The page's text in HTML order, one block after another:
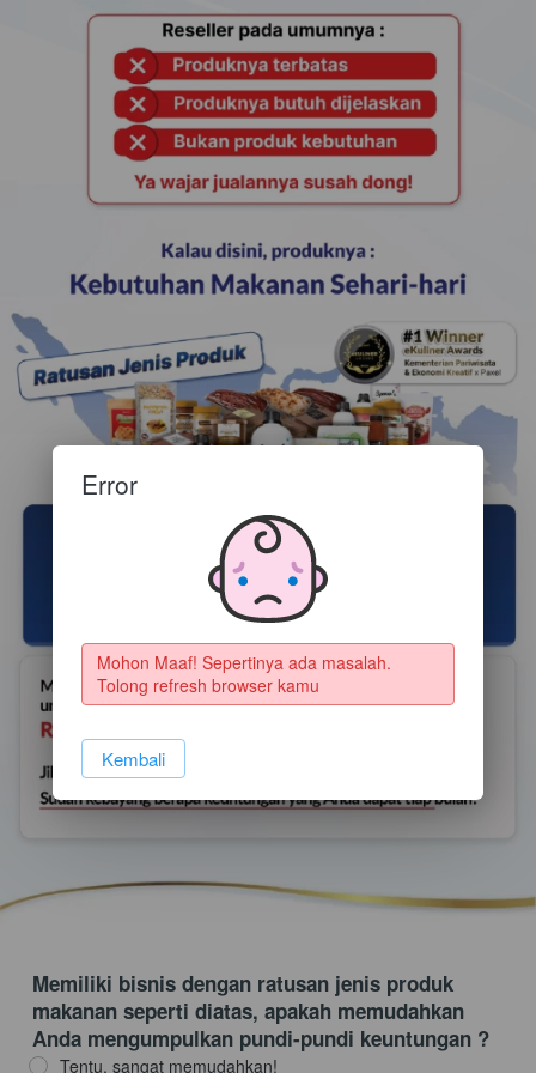
Memiliki bisnis dengan ratusan jenis produk
makanan seperti diatas, apakah memudahkan
Anda mengumpulkan pundi-pundi keuntungan ?
Tentu, sangat memudahkan!
Error
Mohon Maaf! Sepertinya ada masalah.
Tolong refresh browser kamu
`Kembali